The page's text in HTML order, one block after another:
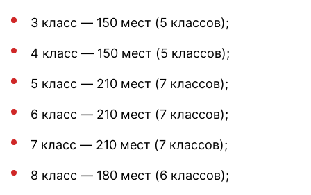
3 класс — 150 мест (5 классов);
4 класс — 150 мест (5 классов);
5 класс — 210 мест (7 классов);
6 класс — 210 мест (7 классов);
7 класс — 210 мест (7 классов);
8 класс — 180 мест (6 классов);